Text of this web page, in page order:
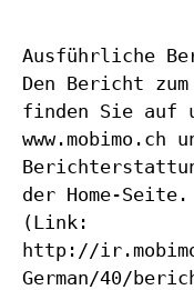
Ausführliche
Den Bericht
finden Sie auf
der Home-Seite.
(Link:
http://
German/40/